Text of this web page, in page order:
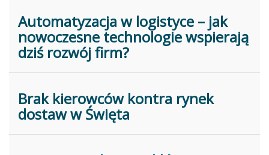
Automatyzacja w logistyce – jak
nowoczesne technologie wspierają
dziś rozwój firm?
Brak kierowców kontra rynek
dostaw w Święta